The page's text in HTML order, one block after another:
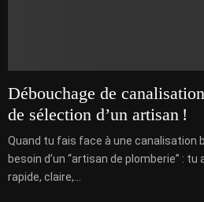
Débouchage de
de sélection d’un artisan !
Quand tu fais face à une canalisation
besoin d’un “artisan de plomberie” :
rapide, claire,...